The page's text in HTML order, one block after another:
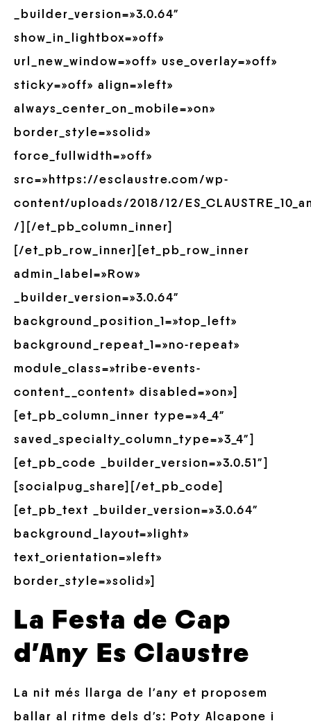
_builder_version=»3.0.64″
show_in_lightbox=»off»
url_new_window=»off» use_overlay=»off»
sticky=»off» align=»left»
always_center_on_mobile=»on»
border_style=»solid»
force_fullwidth=»off»
src=»https://esclaustre.com/wp-
content/uploads/2018/12/
/][/et_pb_column_inner]
[/et_pb_row_inner][et_pb_row_inner
admin_label=»Row»
_builder_version=»3.0.64″
background_position_1=»top_left»
background_repeat_1=»no-repeat»
module_class=»tribe-events-
content__content» disabled=»on»]
[et_pb_column_inner type=»4_4″
saved_specialty_column_type=»3_4″]
[et_pb_code _builder_version=»3.0.51″]
[socialpug_share][/et_pb_code]
[et_pb_text _builder_version=»3.0.64″
background_layout=»light»
text_orientation=»left»
border_style=»solid»]
La Festa de Cap
d’Any Es Claustre
La nit més llarga de l’any et proposem
ballar al ritme dels d’s: Poty Alcapone i